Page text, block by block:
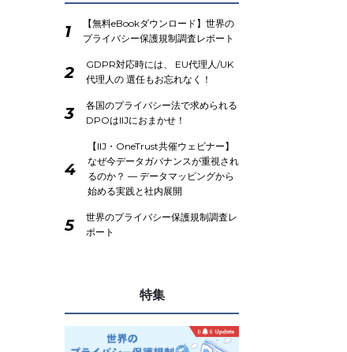
1
【無料eBookダウンロード】世界の
プライバシー保護規制調査レポート
2
GDPR対応時には、 EU代理人/UK
代理人の 選任もお忘れなく！
3
各国のプライバシー法で求められる
DPOはIIJにおまかせ！
4
【IIJ・OneTrust共催ウェビナー】
なぜ今データガバナンスが重視され
るのか？ ― データマッピングから
始める実践と社内展開
5
世界のプライバシー保護規制調査レ
ポート
特集